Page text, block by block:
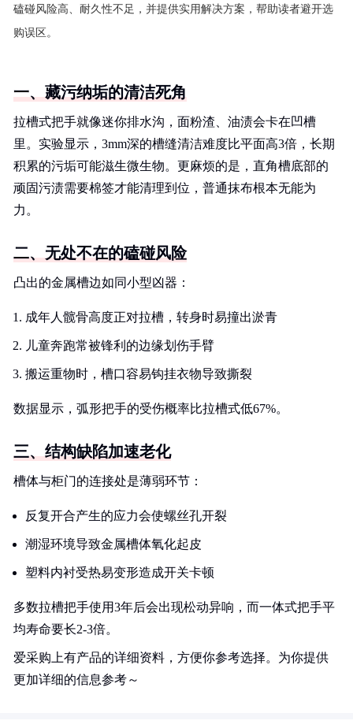
磕碰风险高、耐久性不足，并提供实用解决方案，帮助读者避开选
购误区。
一、藏污纳垢的清洁死角
拉槽式把手就像迷你排水沟，面粉渣、油渍会卡在凹槽
里。实验显示，3mm深的槽缝清洁难度比平面高3倍，长期
积累的污垢可能滋生微生物。更麻烦的是，直角槽底部的
顽固污渍需要棉签才能清理到位，普通抹布根本无能为
力。
二、无处不在的磕碰风险
凸出的金属槽边如同小型凶器：
成年人髋骨高度正对拉槽，转身时易撞出淤青
儿童奔跑常被锋利的边缘划伤手臂
搬运重物时，槽口容易钩挂衣物导致撕裂
数据显示，弧形把手的受伤概率比拉槽式低67%。
三、结构缺陷加速老化
槽体与柜门的连接处是薄弱环节：
反复开合产生的应力会使螺丝孔开裂
潮湿环境导致金属槽体氧化起皮
塑料内衬受热易变形造成开关卡顿
多数拉槽把手使用3年后会出现松动异响，而一体式把手平
均寿命要长2-3倍。
爱采购上有产品的详细资料，方便你参考选择。为你提供
更加详细的信息参考～